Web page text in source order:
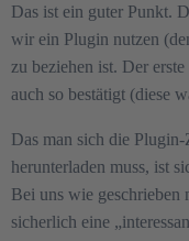
Das ist ein guter Punkt.
wir ein Plugin nutzen
zu beziehen ist. Der
auch so bestätigt (diese
Das man sich die
herunterladen muss, ist
Bei uns wie geschrieben
sicherlich eine